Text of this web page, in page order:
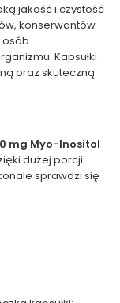
jakość i czystość
konserwantów
osób
Kapsułki
oraz skuteczną
mg Myo-Inositol
dużej porcji
sprawdzi się